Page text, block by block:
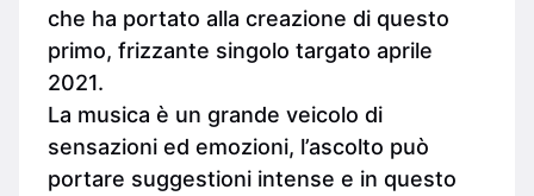
che ha portato alla creazione di questo
primo, frizzante singolo targato aprile
2021.
La musica è un grande veicolo di
sensazioni ed emozioni, l’ascolto può
portare suggestioni intense e in questo